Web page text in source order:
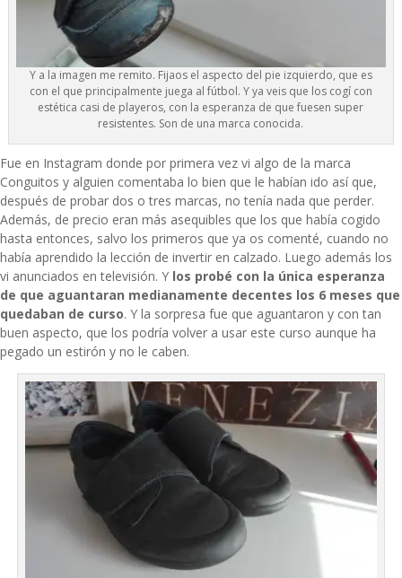
Y a la imagen me remito. Fijaos el aspecto del pie izquierdo, que es
con el que principalmente juega al fútbol. Y ya veis que los cogí con
estética casi de playeros, con la esperanza de que fuesen super
resistentes. Son de una marca conocida.
Fue en Instagram donde por primera vez vi algo de la marca
Conguitos y alguien comentaba lo bien que le habían ido así que,
después de probar dos o tres marcas, no tenía nada que perder.
Además, de precio eran más asequibles que los que había cogido
hasta entonces, salvo los primeros que ya os comenté, cuando no
había aprendido la lección de invertir en calzado. Luego además los
vi anunciados en televisión. Y los probé con la única esperanza
de que aguantaran medianamente decentes los 6 meses que
quedaban de curso. Y la sorpresa fue que aguantaron y con tan
buen aspecto, que los podría volver a usar este curso aunque ha
pegado un estirón y no le caben.